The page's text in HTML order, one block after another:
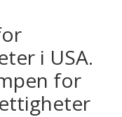
i USA.
for